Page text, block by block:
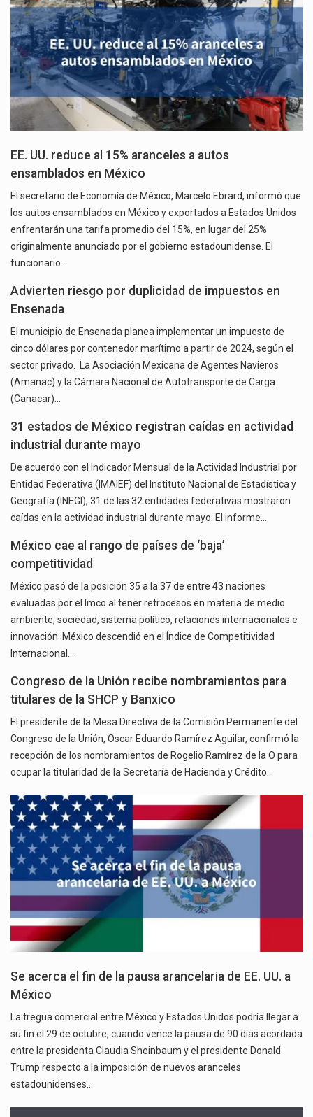
EE. UU. reduce al 15% aranceles a autos
ensamblados en México
El secretario de Economía de México, Marcelo Ebrard, informó que
los autos ensamblados en México y exportados a Estados Unidos
enfrentarán una tarifa promedio del 15%, en lugar del 25%
originalmente anunciado por el gobierno estadounidense. El
funcionario…
Advierten riesgo por duplicidad de impuestos en
Ensenada
El municipio de Ensenada planea implementar un impuesto de
cinco dólares por contenedor marítimo a partir de 2024, según el
sector privado. La Asociación Mexicana de Agentes Navieros
(Amanac) y la Cámara Nacional de Autotransporte de Carga
(Canacar)…
31 estados de México registran caídas en actividad
industrial durante mayo
De acuerdo con el Indicador Mensual de la Actividad Industrial por
Entidad Federativa (IMAIEF) del Instituto Nacional de Estadística y
Geografía (INEGI), 31 de las 32 entidades federativas mostraron
caídas en la actividad industrial durante mayo. El informe…
México cae al rango de países de ‘baja’
competitividad
México pasó de la posición 35 a la 37 de entre 43 naciones
evaluadas por el Imco al tener retrocesos en materia de medio
ambiente, sociedad, sistema político, relaciones internacionales e
innovación. México descendió en el Índice de Competitividad
Internacional…
Congreso de la Unión recibe nombramientos para
titulares de la SHCP y Banxico
El presidente de la Mesa Directiva de la Comisión Permanente del
Congreso de la Unión, Oscar Eduardo Ramírez Aguilar, confirmó la
recepción de los nombramientos de Rogelio Ramírez de la O para
ocupar la titularidad de la Secretaría de Hacienda y Crédito…
Se acerca el fin de la pausa arancelaria de EE. UU. a
México
La tregua comercial entre México y Estados Unidos podría llegar a
su fin el 29 de octubre, cuando vence la pausa de 90 días acordada
entre la presidenta Claudia Sheinbaum y el presidente Donald
Trump respecto a la imposición de nuevos aranceles
estadounidenses.…